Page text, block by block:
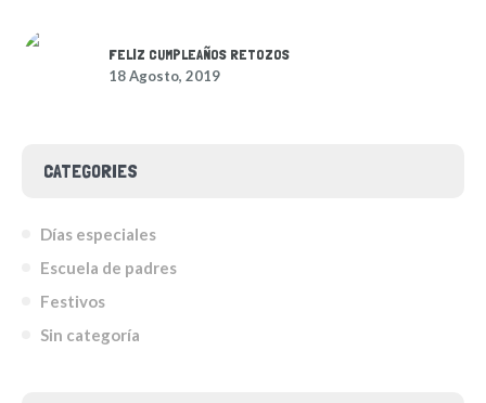
FELIZ CUMPLEAÑOS RETOZOS
18 Agosto, 2019
CATEGORIES
Días especiales
Escuela de padres
Festivos
Sin categoría